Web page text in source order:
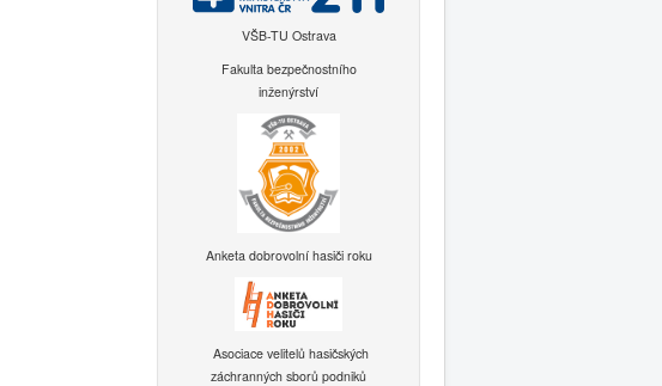
VŠB-TU Ostrava
Fakulta bezpečnostního
inženýrství
Anketa dobrovolní hasiči roku
Asociace velitelů hasičských
záchranných sborů podniků